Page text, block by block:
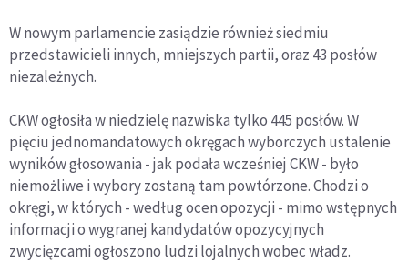
W nowym parlamencie zasiądzie również siedmiu
przedstawicieli innych, mniejszych partii, oraz 43 posłów
niezależnych.
CKW ogłosiła w niedzielę nazwiska tylko 445 posłów. W
pięciu jednomandatowych okręgach wyborczych ustalenie
wyników głosowania - jak podała wcześniej CKW - było
niemożliwe i wybory zostaną tam powtórzone. Chodzi o
okręgi, w których - według ocen opozycji - mimo wstępnych
informacji o wygranej kandydatów opozycyjnych
zwycięzcami ogłoszono ludzi lojalnych wobec władz.